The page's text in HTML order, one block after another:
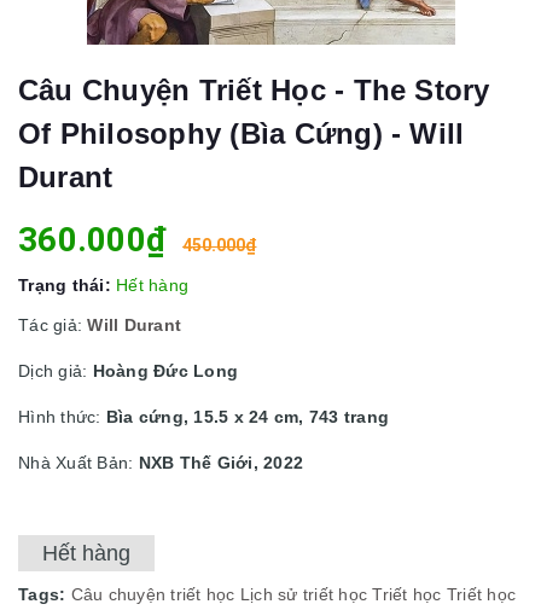
Câu Chuyện Triết Học - The Story
Of Philosophy (Bìa Cứng) - Will
Durant
360.000₫ 450.000₫
Trạng thái: Hết hàng
Tác giả: Will Durant
Dịch giả: Hoàng Đức Long
Hình thức: Bìa cứng, 15.5 x 24 cm, 743 trang
Nhà Xuất Bản: NXB Thế Giới, 2022
Hết hàng
Tags: Câu chuyện triết học Lịch sử triết học Triết học Triết học